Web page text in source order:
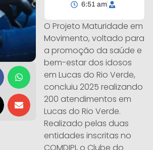
6:51 am
O Projeto Maturidade em
Movimento, voltado para
a promoção da saúde e
bem-estar dos idosos
em Lucas do Rio Verde,
concluiu 2025 realizando
200 atendimentos em
Lucas do Rio Verde.
Realizado pelas duas
entidades inscritas no